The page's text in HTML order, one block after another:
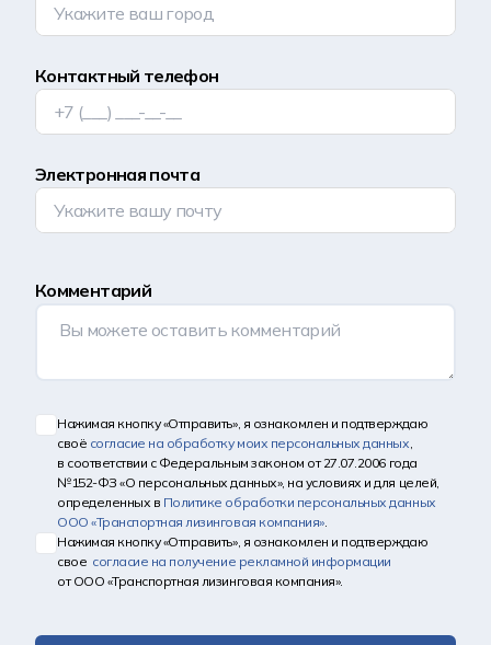
Контактный телефон
Электронная почта
Комментарий
Нажимая кнопку «Отправить», я ознакомлен и подтверждаю
своё согласие на обработку моих персональных данных,
в соответствии с Федеральным законом от 27.07.2006 года
№152-ФЗ «О персональных данных», на условиях и для целей,
определенных в Политике обработки персональных данных
ООО «Транспортная лизинговая компания».
Нажимая кнопку «Отправить», я ознакомлен и подтверждаю
свое согласие на получение рекламной информации
от ООО «Транспортная лизинговая компания».